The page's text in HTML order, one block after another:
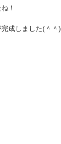
！
成しました(＾＾)